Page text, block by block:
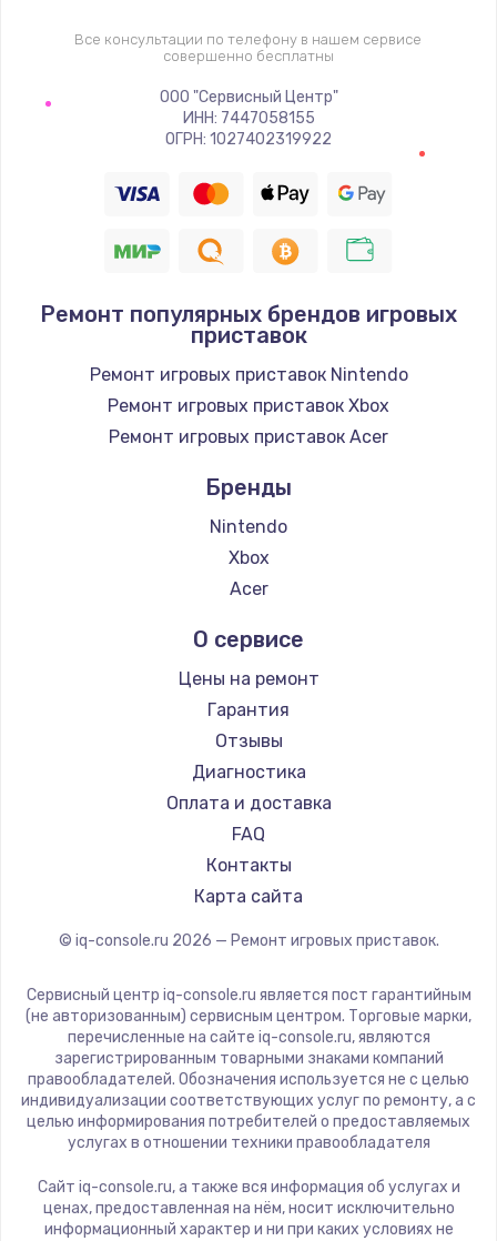
700 руб.
Заказать
Замена ТЭНа
Заказать
Замена шнура
Заказать
Замена / ремонт электронного модуля
управления
600 руб.
Заказать
Замена конфорки
1100 руб.
Заказать
Замена платы сенсора
900 руб.
Заказать
Замена регулятора режимов конфорки
900 руб.
Заказать
Замена сенсорного датчика
1300 руб.
Замена сигнальной лампы
1200 руб.
Заказать
Замена системной платы
Заказать
Все консультации по телефону в нашем сервисе
совершенно бесплатны
ООО "Сервисный Центр"
ИНН: 7447058155
ОГРН: 1027402319922
Ремонт популярных брендов игровых
приставок
Ремонт игровых приставок Nintendo
Ремонт игровых приставок Xbox
Ремонт игровых приставок Acer
Бренды
Nintendo
Xbox
Acer
О сервисе
Цены на ремонт
Гарантия
Отзывы
Диагностика
Оплата и доставка
FAQ
Контакты
Карта сайта
© iq-console.ru 2026 — Ремонт игровых приставок.
Сервисный центр iq-console.ru является пост гарантийным
(не авторизованным) сервисным центром. Торговые марки,
перечисленные на сайте iq-console.ru, являются
зарегистрированным товарными знаками компаний
правообладателей. Обозначения используется не с целью
индивидуализации соответствующих услуг по ремонту, а с
целью информирования потребителей о предоставляемых
услугах в отношении техники правообладателя
Сайт iq-console.ru, а также вся информация об услугах и
ценах, предоставленная на нём, носит исключительно
информационный характер и ни при каких условиях не